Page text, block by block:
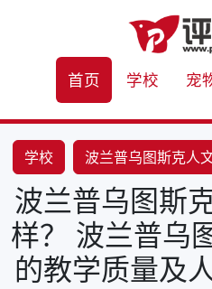
首页 学校 宠
学校 波兰普乌图斯克人
人文学科
波兰普乌图斯
样？ 波兰普乌
的教学质量及